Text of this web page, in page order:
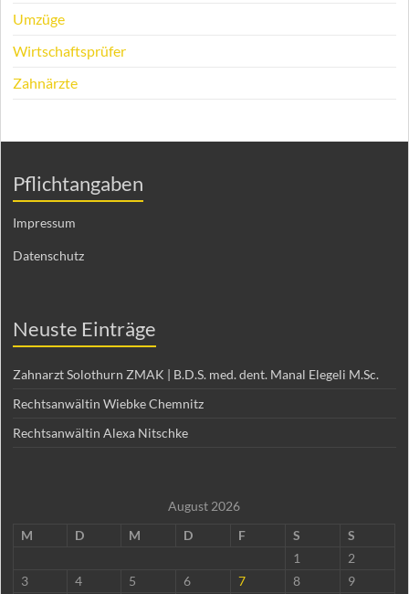
Umzüge
Wirtschaftsprüfer
Zahnärzte
Pflichtangaben
Impressum
Datenschutz
Neuste Einträge
Zahnarzt Solothurn ZMAK | B.D.S. med. dent. Manal Elegeli M.Sc.
Rechtsanwältin Wiebke Chemnitz
Rechtsanwältin Alexa Nitschke
August 2026
M
D M D F S
S
1
2
3
4 5 6 7 8
9